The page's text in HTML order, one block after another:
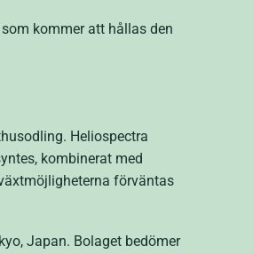
kommer att hållas den
Heliospectra
kombinerat med
förväntas
Japan. Bolaget bedömer